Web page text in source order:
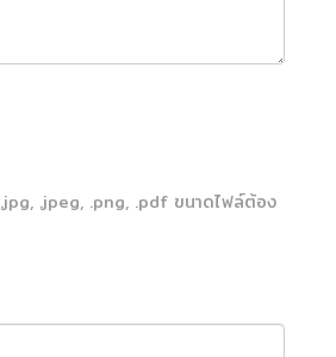
.jpg, .jpeg, .png, .pdf ขนาดไฟล์ต้อง